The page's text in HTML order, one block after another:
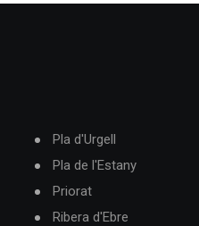
Pla d'Urgell
Pla de l'Estany
Priorat
Ribera d'Ebre